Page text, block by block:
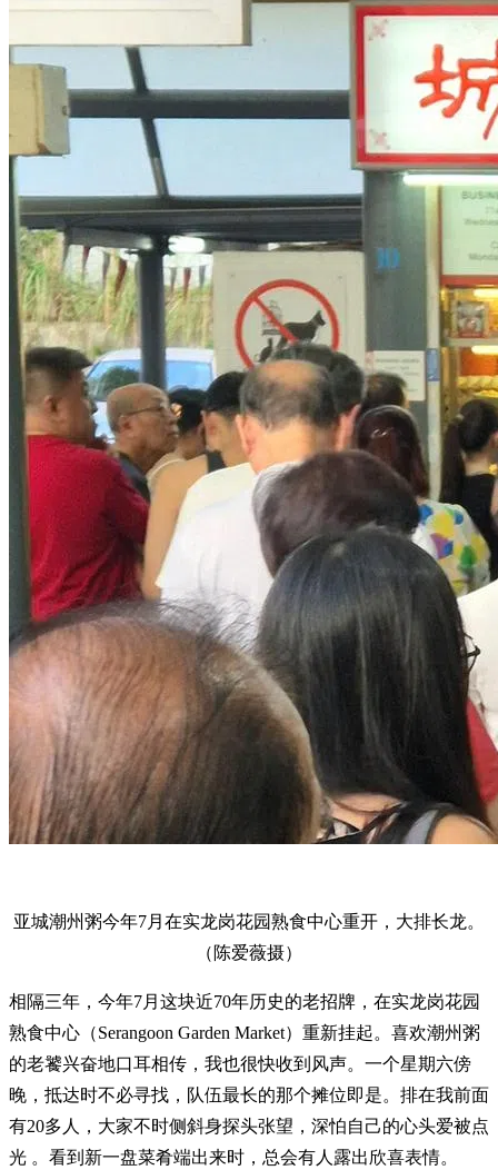
亚城潮州粥今年7月在实龙岗花园熟食中心重开，大排长龙。
（陈爱薇摄）
相隔三年，今年7月这块近70年历史的老招牌，在实龙岗花园
熟食中心（Serangoon Garden Market）重新挂起。喜欢潮州粥
的老饕兴奋地口耳相传，我也很快收到风声。一个星期六傍
晚，抵达时不必寻找，队伍最长的那个摊位即是。排在我前面
有20多人，大家不时侧斜身探头张望，深怕自己的心头爱被点
光 。看到新一盘菜肴端出来时，总会有人露出欣喜表情。